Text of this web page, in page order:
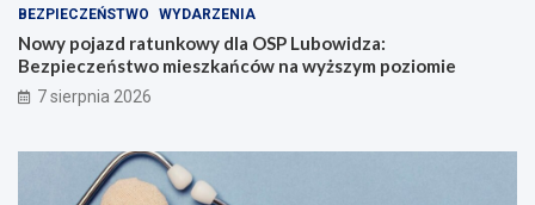
BEZPIECZEŃSTWO WYDARZENIA
Nowy pojazd ratunkowy dla OSP Lubowidza:
Bezpieczeństwo mieszkańców na wyższym poziomie
7 sierpnia 2026